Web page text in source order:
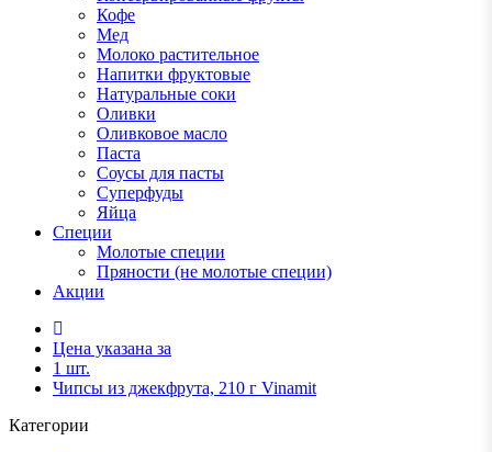
Кофе
Мед
Молоко растительное
Напитки фруктовые
Натуральные соки
Оливки
Оливковое масло
Паста
Соусы для пасты
Суперфуды
Яйца
Специи
Молотые специи
Пряности (не молотые специи)
Акции
Цена указана за
1 шт.
Чипсы из джекфрута, 210 г Vinamit
Категории